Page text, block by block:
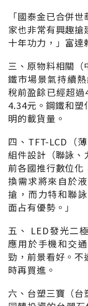
「國泰金已合併
家也非常有興趣
十年功力，」富達
三、原物料相關
鐵市場景氣持續
稅前盈餘已經超
4.34元。鋼鐵和塑
明的載貨量。
四、TFT-LCD（
組件設計（聯詠、
前各國推行數位
換需求將來自於
搶，而力特和聯
面占有優勢。」
五、 LED發光二
應用於手機和交
勁，前景看好。
時再買進。
六、台塑三寶（